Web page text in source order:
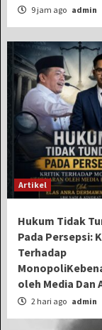
9 jam ago admin
Artikel
Hukum Tidak
Pada Persepsi:
Terhadap
oleh Media Dan
2 hari ago admin